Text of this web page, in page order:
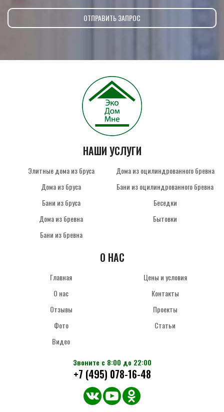
НАШИ УСЛУГИ
Элитные дома из бруса
Дома из бруса
Бани из бруса
Дома из бревна
Бани из бревна
Дома из оцилиндрованного бревна
Бани из оцилиндрованного бревна
Беседки
Бытовки
О НАС
Главная
О нас
Отзывы
Фото
Видео
Цены и условия
Контакты
Проекты
Статьи
Звоните с 8:00 до 22:00
+7 (495) 078-16-48